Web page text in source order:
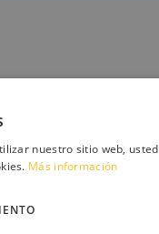
nuestro sitio web, usted
Más información